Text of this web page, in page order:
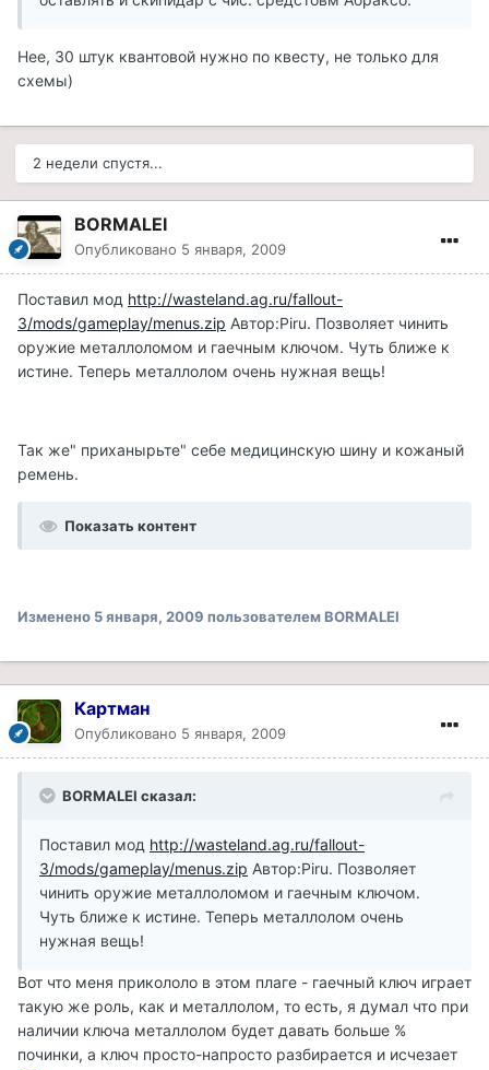
Нее, 30 штук квантовой нужно по квесту, не только для
схемы)
2 недели спустя...
BORMALEI
Опубликовано 5 января, 2009
Поставил мод http://wasteland.ag.ru/fallout-
3/mods/gameplay/menus.zip Автор:Piru. Позволяет чинить
оружие металлоломом и гаечным ключом. Чуть ближе к
истине. Теперь металлолом очень нужная вещь!
Так же" приханырьте" себе медицинскую шину и кожаный
ремень.
Показать контент
Изменено 5 января, 2009 пользователем BORMALEI
Картман
Опубликовано 5 января, 2009
BORMALEI сказал:
Поставил мод http://wasteland.ag.ru/fallout-
3/mods/gameplay/menus.zip Автор:Piru. Позволяет
чинить оружие металлоломом и гаечным ключом.
Чуть ближе к истине. Теперь металлолом очень
нужная вещь!
Вот что меня прикололо в этом плаге - гаечный ключ играет
такую же роль, как и металлолом, то есть, я думал что при
наличии ключа металлолом будет давать больше %
починки, а ключ просто-напросто разбирается и исчезает